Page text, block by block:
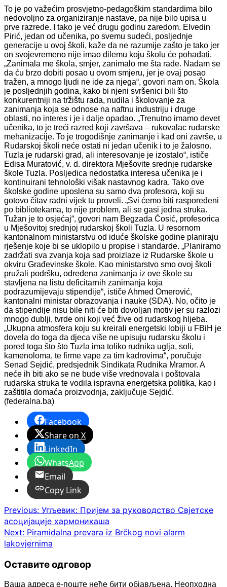
To je po važećim prosvjetno-pedagoškim standardima bilo
nedovoljno za organiziranje nastave, pa nije bilo upisa u
prve razrede. I tako je već drugu godinu zaredom. Elvedin
Pirić, jedan od učenika, po svemu sudeći, posljednje
generacije u ovoj školi, kaže da ne razumije zašto je tako jer
on svojevremeno nije imao dilemu koju školu će pohađati.
„Zanimala me škola, smjer, zanimalo me šta rade. Nadam se
da ću brzo dobiti posao u ovom smjeru, jer je ovaj posao
tražen, a mnogo ljudi ne ide za njega“, govori nam on. Škola
je posljednjih godina, kako bi njeni svršenici bili što
konkurentniji na tržištu rada, nudila i školovanje za
zanimanja koja se odnose na naftnu industriju i druge
oblasti, no interes i je i dalje opadao. „Trenutno imamo devet
učenika, to je treći razred koji završava – rukovalac rudarske
mehanizacije. To je trogodišnje zanimanje i kad oni završe, u
Rudarskoj školi neće ostati ni jedan učenik i to je žalosno.
Tuzla je rudarski grad, ali interesovanje je izostalo“, ističe
Edisa Muratović, v. d. direktora Mješovite srednje rudarske
škole Tuzla. Posljedica nedostatka interesa učenika je i
kontinuirani tehnološki višak nastavnog kadra. Tako ove
školske godine uposlena su samo dva profesora, koji su
gotovo čitav radni vijek tu proveli. „Svi ćemo biti raspoređeni
po bibliotekama, to nije problem, ali se gasi jedna struka.
Tužan je to osjećaj“, govori nam Begzada Ćosić, profesorica
u Mješovitoj srednjoj rudarskoj školi Tuzla. U resornom
kantonalnom ministarstvu od iduće školske godine planiraju
rješenje koje bi se uklopilo u propise i standarde. „Planiramo
zadržati sva zvanja koja sad proizlaze iz Rudarske škole u
okviru Građevinske škole. Kao ministarstvo smo ovoj školi
pružali podršku, određena zanimanja iz ove škole su
stavljena na listu deficitarnih zanimanja koja
podrazumijevaju stipendije“, ističe Ahmed Omerović,
kantonalni ministar obrazovanja i nauke (SDA). No, očito je
da stipendije nisu bile niti će biti dovoljan motiv jer su razlozi
mnogo dublji, tvrde oni koji već žive od rudarskog hljeba.
„Ukupna atmosfera koju su kreirali energetski lobiji u FBiH je
dovela do toga da djeca više ne upisuju rudarsku školu i
pored toga što što Tuzla ima toliko rudnika uglja, soli,
kamenoloma, te firme vape za tim kadrovima“, poručuje
Senad Sejdić, predsjednik Sindikata Rudnika Mramor. A
neće ih biti ako se ne bude više vrednovala i poštovala
rudarska struka te vodila ispravna energetska politika, kao i
zaštitila domaća proizvodnja, zaključuje Sejdić.
(federalna.ba)
Facebook
Share on X
LinkedIn
WhatsApp
Email
Copy Link
Post
navigation
Previous: Угљевик: Пријем за руководство Свјетске
асоцијације хармоникаша
Next: Piramidalna prevara iz Brčkog novi alarm
lakovjernima
Оставите одговор
Ваша адреса е-поште неће бити објављена. Неопходна